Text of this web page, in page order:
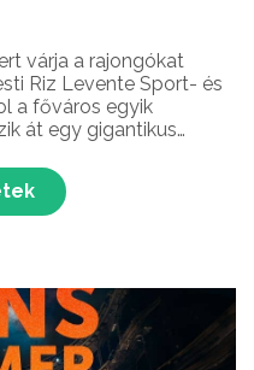
várja a rajongókat
Riz Levente Sport- és
a főváros egyik
át egy gigantikus
és négy Grammy-